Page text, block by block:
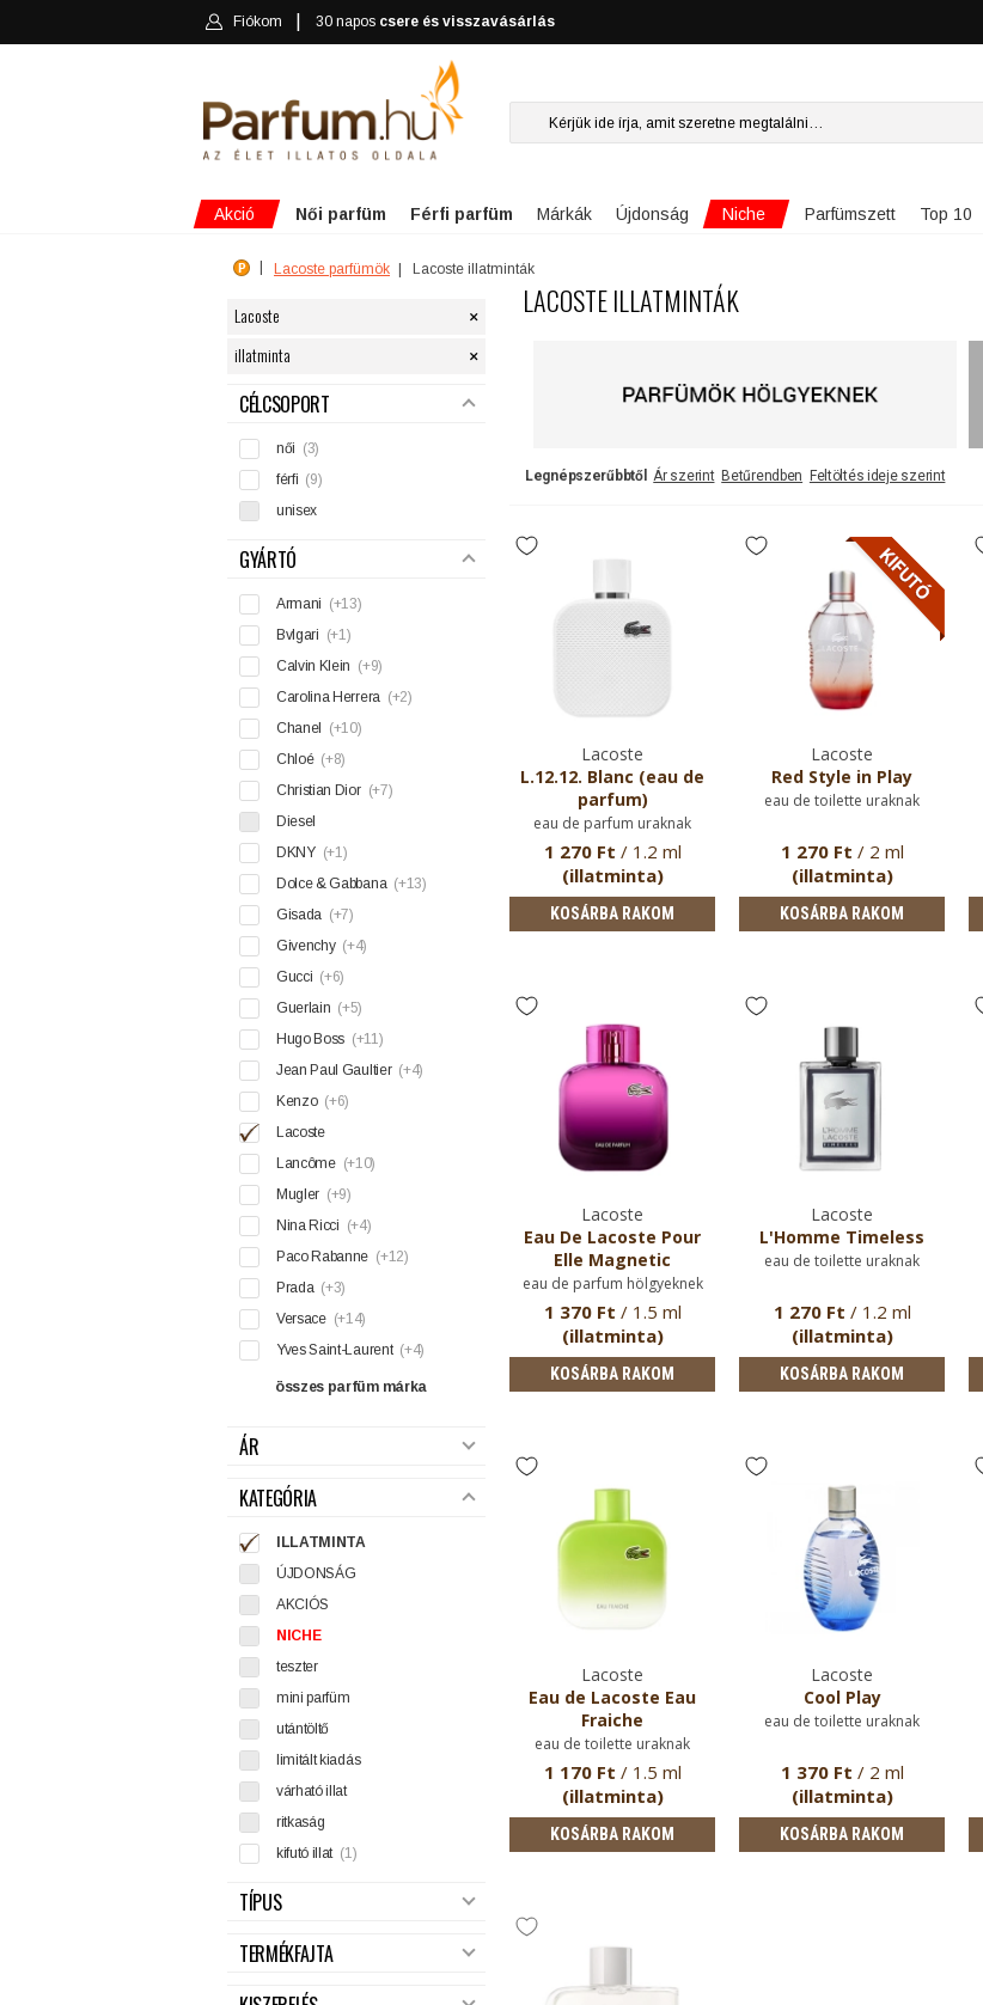
Fiókom 30 napos csere és visszavásárlás
Akció Női parfüm Férfi parfüm Márkák Újdonság Niche Parfümszett Top 10
Lacoste parfümök Lacoste illatminták
Lacoste ×
illatminta ×
SZŰRÉS
CÉLCSOPORT
női (3)
férfi (9)
unisex
GYÁRTÓ
Armani (+13)
Bvlgari (+1)
Calvin Klein (+9)
Carolina Herrera (+2)
Chanel
(+10)
Chloé (+8)
Christian Dior (+7)
Diesel
DKNY (+1)
Dolce & Gabbana (+13)
Gisada (+7)
Givenchy (+4)
Gucci (+6)
Guerlain (+5)
Hugo Boss (+11)
Jean Paul Gaultier (+4)
Kenzo (+6)
Lacoste
Lancôme (+10)
Mugler (+9)
Nina Ricci (+4)
Paco Rabanne (+12)
Prada (+3)
Versace (+14)
Yves Saint-Laurent (+4)
összes parfüm márka
ÁR
KATEGÓRIA
ILLATMINTA
ÚJDONSÁG
AKCIÓS
NICHE
teszter
mini parfüm
utántöltő
limitált kiadás
várható illat
ritkaság
kifutó illat (1)
TÍPUS
TERMÉKFAJTA
LACOSTE ILLATMINTÁK
Legnépszerűbbtől Ár szerint Betűrendben Feltöltés ideje szerint
Lacoste
L.12.12. Blanc (eau de
parfum)
eau de parfum uraknak
1 270 Ft / 1.2 ml
(illatminta)
KOSÁRBA RAKOM
Lacoste
Red Style in Play
eau de toilette uraknak
1 270 Ft / 2 ml
(illatminta)
KOSÁRBA RAKOM
Lacoste
Eau De Lacoste Pour
Elle Magnetic
eau de parfum hölgyeknek
1 370 Ft / 1.5 ml
(illatminta)
KOSÁRBA RAKOM
Lacoste
L'Homme Timeless
eau de toilette uraknak
1 270 Ft / 1.2 ml
(illatminta)
KOSÁRBA RAKOM
Lacoste
Eau de Lacoste Eau
Fraiche
eau de toilette uraknak
1 170 Ft / 1.5 ml
(illatminta)
KOSÁRBA RAKOM
Lacoste
Cool Play
eau de toilette uraknak
1 370 Ft / 2 ml
(illatminta)
KOSÁRBA RAKOM